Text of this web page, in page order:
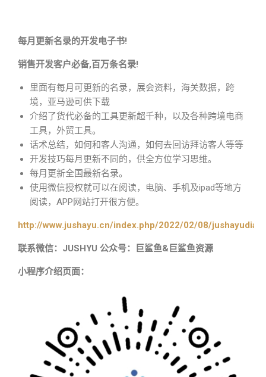
每月更新名录的开发电子书!
销售开发客户必备,百万条名录!
里面有每月可更新的名录，展会资料，海关数据，跨
境，亚马逊可供下载
介绍了货代必备的工具更新超千种，以及各种跨境电商
工具，外贸工具。
话术总结，如何和客人沟通，如何去回访拜访客人等等
开发技巧每月更新不同的，供全方位学习思维。
每月更新全国最新名录。
使用微信授权就可以在阅读，电脑、手机及ipad等地方
阅读，APP网站打开很方便。
http://www.jushayu.cn/index.php/2022/02/08/
联系微信：JUSHYU 公众号：巨鲨鱼&巨鲨鱼资源
小程序介绍页面：